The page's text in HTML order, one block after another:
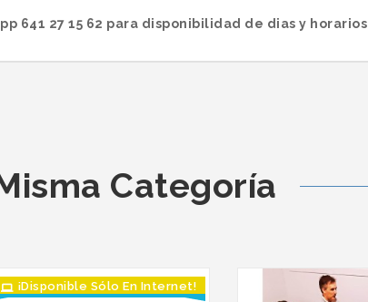
641 27 15 62 para disponibilidad de dias y horarios
Categoría
¡Disponible Sólo En Internet!